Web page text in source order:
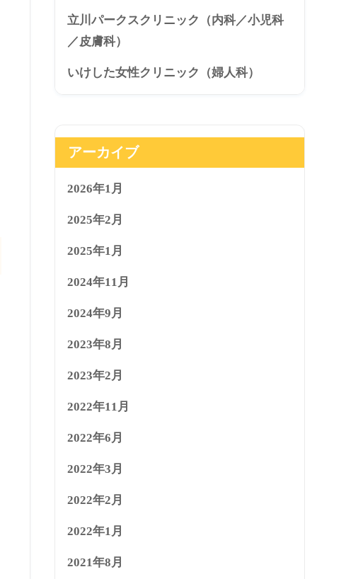
立川パークスクリニック（内科／小児科
／皮膚科）
いけした女性クリニック（婦人科）
アーカイブ
2026年1月
2025年2月
2025年1月
2024年11月
2024年9月
2023年8月
2023年2月
2022年11月
2022年6月
2022年3月
2022年2月
2022年1月
2021年8月